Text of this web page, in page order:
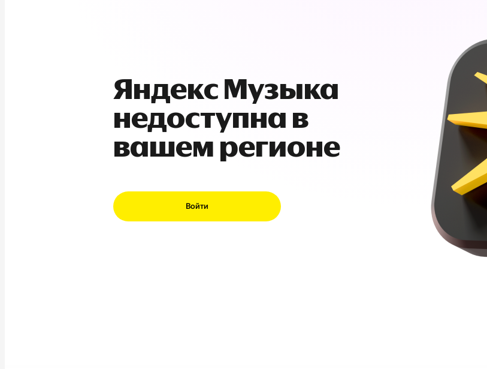
Яндекс Музыка
недоступна в
вашем регионе
Войти